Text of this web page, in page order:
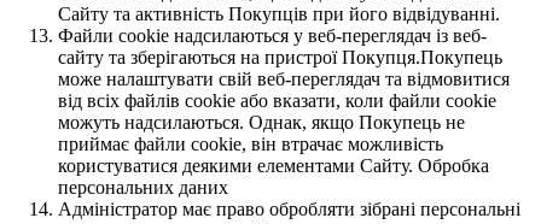
Сайту та активність Покупців при його відвідуванні.
Файли cookie надсилаються у веб-переглядач із веб-
сайту та зберігаються на пристрої Покупця.Покупець
може налаштувати свій веб-переглядач та відмовитися
від всіх файлів cookie або вказати, коли файли cookie
можуть надсилаються. Однак, якщо Покупець не
приймає файли cookie, він втрачає можливість
користуватися деякими елементами Сайту. Обробка
персональних даних
Адміністратор має право обробляти зібрані персональні